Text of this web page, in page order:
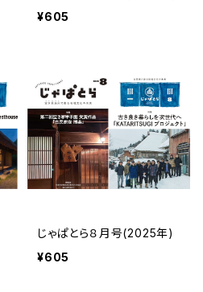
¥605
じゃぱとら８月号(2025年)
¥605